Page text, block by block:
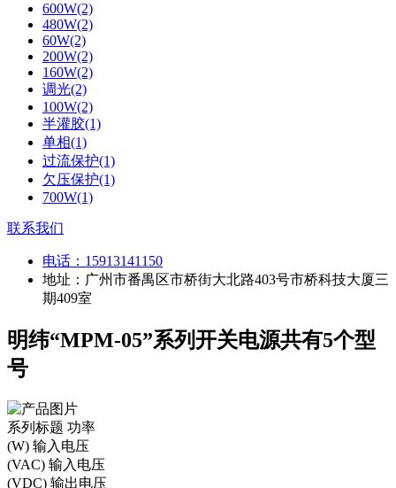
600W(2)
480W(2)
60W(2)
200W(2)
160W(2)
调光(2)
100W(2)
半灌胶(1)
单相(1)
过流保护(1)
欠压保护(1)
700W(1)
联系我们
电话： 15913141150
地址：广州市番禺区市桥街大北路403号市桥科技大厦三
期409室
明纬“MPM-05”系列开关电源共有5个型
号
系列标题 功率
(W) 输入电压
(VAC) 输入电压
(VDC) 输出电压